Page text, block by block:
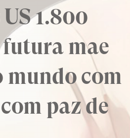
1.800
mãe
mundo com
paz de